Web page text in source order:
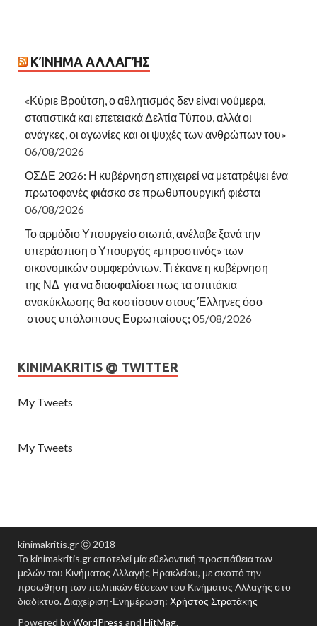
ΚΊΝΗΜΑ ΑΛΛΑΓΉΣ
«Κύριε Βρούτση, ο αθλητισμός δεν είναι νούμερα,
στατιστικά και επετειακά Δελτία Τύπου, αλλά οι
ανάγκες, οι αγωνίες και οι ψυχές των ανθρώπων του»
06/08/2026
ΟΣΔΕ 2026: Η κυβέρνηση επιχειρεί να μετατρέψει ένα
πρωτοφανές φιάσκο σε πρωθυπουργική φιέστα
06/08/2026
Το αρμόδιο Υπουργείο σιωπά, ανέλαβε ξανά την
υπεράσπιση ο Υπουργός «μπροστινός» των
οικονομικών συμφερόντων. Τι έκανε η κυβέρνηση
της ΝΔ για να διασφαλίσει πως τα σπιτάκια
ανακύκλωσης θα κοστίσουν στους Έλληνες όσο
στους υπόλοιπους Ευρωπαίους; 05/08/2026
KINIMAKRITIS @ TWITTER
My Tweets
My Tweets
kinimakritis.gr ⓒ 2018
Το kinimakritis.gr αποτελεί μία εθελοντική προσπάθεια των
μελών του Κινήματος Αλλαγής Ηρακλείου, με σκοπό την
προώθηση των πολιτικών θέσεων του Κινήματος Αλλαγής στο
διαδίκτυο. Διαχείριση-Ενημέρωση: Χρήστος Στρατάκης
Powered byWordPress and HitMag.